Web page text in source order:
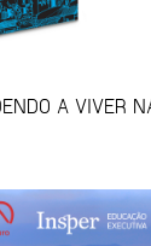
A VIVER